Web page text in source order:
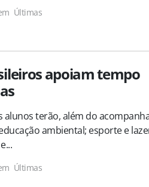
Últimas
apoiam tempo
alunos terão, além do
ambiental; esporte e
Últimas